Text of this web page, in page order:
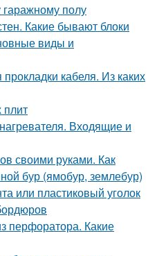
полу
Какие бывают блоки
виды и
кабеля. Из каких
плит
Входящие и
своими руками. Как
бур (ямобур, землебур)
или пластиковый уголок
перфоратора. Какие